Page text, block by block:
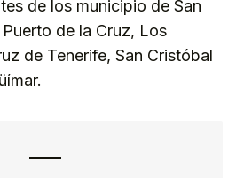
de los municipio de San
de la Cruz, Los
de Tenerife, San Cristóbal